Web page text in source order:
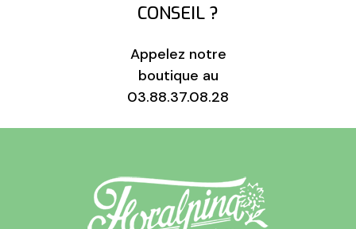
CONSEIL ?
Appelez notre
boutique au
03.88.37.08.28